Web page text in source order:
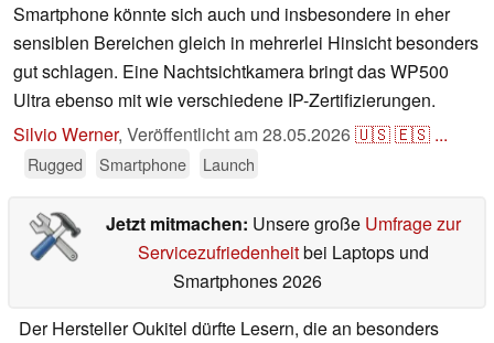
Smartphone könnte sich auch und insbesondere in eher
sensiblen Bereichen gleich in mehrerlei Hinsicht besonders
gut schlagen. Eine Nachtsichtkamera bringt das WP500
Ultra ebenso mit wie verschiedene IP-Zertifizierungen.
Silvio Werner, Veröffentlicht am28.05.2026🇺🇸🇪🇸 ...
Rugged Smartphone Launch
Jetzt mitmachen: Unsere große Umfrage zur
Servicezufriedenheitbei Laptops und
Smartphones 2026
Der Hersteller Oukitel dürfte Lesern, die an besonders